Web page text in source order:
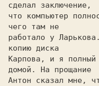
сделал заключение,
что компьютер
чего там не
работало у
копию диска
Карпова, и я полный
домой. На прощание
Антон сказал мне,